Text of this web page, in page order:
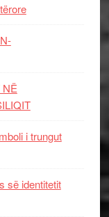
i trungut
së identitetit